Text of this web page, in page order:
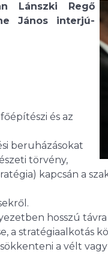
Lánszki Regő
János interjú-
és az
beruházásokat
törvény,
kapcsán a
hosszú
a stratégiaalkotás
a vélt